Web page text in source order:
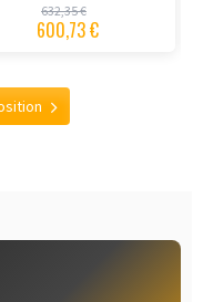
632,35 €
600,73 €